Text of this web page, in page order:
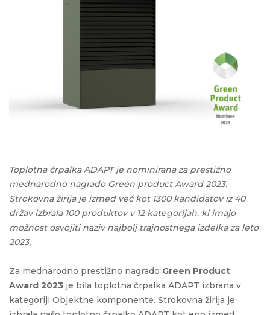
Toplotna črpalka ADAPT je nominirana za prestižno
mednarodno nagrado Green product Award 2023.
Strokovna žirija je izmed več kot 1300 kandidatov iz 40
držav izbrala 100 produktov v 12 kategorijah, ki imajo
možnost osvojiti naziv najbolj trajnostnega izdelka za leto
2023.
Za mednarodno prestižno nagrado Green Product
Award 2023 je bila toplotna črpalka ADAPT izbrana v
kategoriji Objektne komponente. Strokovna žirija je